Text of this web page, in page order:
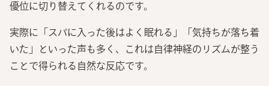
優位に切り替えてくれるのです。
実際に「スパに入った後はよく眠れる」「気持ちが落ち着
いた」といった声も多く、これは自律神経のリズムが整う
ことで得られる自然な反応です。